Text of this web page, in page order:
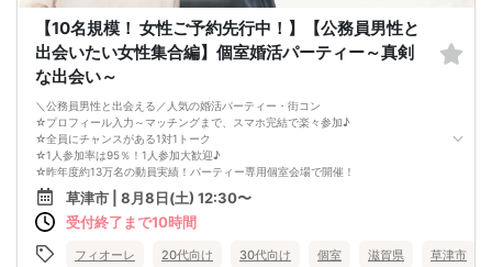
【10名規模！ 女性ご予約先行中！】【公務員男性と
出会いたい女性集合編】個室婚活パーティー～真剣
な出会い～
＼公務員男性と出会える／人気の婚活パーティー・街コン
☆プロフィール入力～マッチングまで、スマホ完結で楽々参加♪
☆全員にチャンスがある1対1トーク
☆1人参加率は95％！1人参加大歓迎♪
☆昨年度約13万名の動員実績！パーティー専用個室会場で開催！
☆完全着席形式＆スタッフによる席替案内を徹底！
☆イベント後も気になる異性に連絡先が送れる♪（※アフターアプローチ機能）
スタッフが最初から最後まで進行するので、フリータイムで放置されて人気の方
せん！
草津市 | 8月8日(土) 12:30〜
受付終了まで10時間
フィオーレ 20代向け 30代向け 個室 滋賀県 草津市